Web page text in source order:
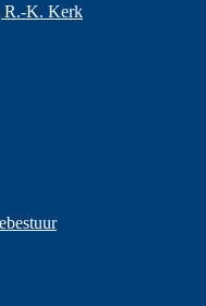
R.-K. Kerk